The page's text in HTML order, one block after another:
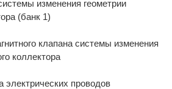
изменения геометрии
(банк 1)
клапана системы изменения
коллектора
электрических проводов